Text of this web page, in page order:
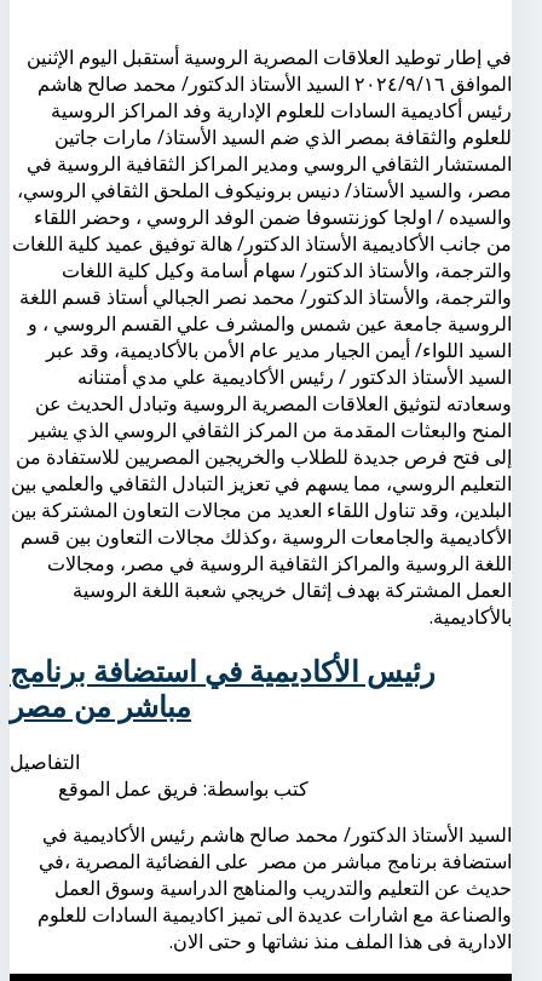
في إطار توطيد العلاقات المصرية الروسية أستقبل اليوم الإثنين
الموافق ٢٠٢٤/٩/١٦ السيد الأستاذ الدكتور/ محمد صالح هاشم
رئيس أكاديمية السادات للعلوم الإدارية وفد المراكز الروسية
للعلوم والثقافة بمصر الذي ضم السيد الأستاذ/ مارات جاتين
المستشار الثقافي الروسي ومدير المراكز الثقافية الروسية في
مصر، والسيد الأستاذ/ دنيس برونيكوف الملحق الثقافي الروسي،
والسيده / اولجا كوزنتسوفا ضمن الوفد الروسي ، وحضر اللقاء
من جانب الأكاديمية الأستاذ الدكتور/ هالة توفيق عميد كلية اللغات
والترجمة، والأستاذ الدكتور/ سهام أسامة وكيل كلية اللغات
والترجمة، والأستاذ الدكتور/ محمد نصر الجبالي أستاذ قسم اللغة
الروسية جامعة عين شمس والمشرف علي القسم الروسي ، و
السيد اللواء/ أيمن الجيار مدير عام الأمن بالأكاديمية، وقد عبر
السيد الأستاذ الدكتور / رئيس الأكاديمية علي مدي أمتنانه
وسعادته لتوثيق العلاقات المصرية الروسية وتبادل الحديث عن
المنح والبعثات المقدمة من المركز الثقافي الروسي الذي يشير
إلى فتح فرص جديدة للطلاب والخريجين المصريين للاستفادة من
التعليم الروسي، مما يسهم في تعزيز التبادل الثقافي والعلمي بين
البلدين، وقد تناول اللقاء العديد من مجالات التعاون المشتركة بين
الأكاديمية والجامعات الروسية ،وكذلك مجالات التعاون بين قسم
اللغة الروسية والمراكز الثقافية الروسية في مصر، ومجالات
العمل المشتركة بهدف إثقال خريجي شعبة اللغة الروسية
بالأكاديمية.
رئيس الأكاديمية في استضافة برنامج
مباشر من مصر
التفاصيل
كتب بواسطة: فريق عمل الموقع
السيد الأستاذ الدكتور/ محمد صالح هاشم رئيس الأكاديمية في
استضافة برنامج مباشر من مصر على الفضائية المصرية ،في
حديث عن التعليم والتدريب والمناهج الدراسية وسوق العمل
والصناعة مع اشارات عديدة الى تميز اكاديمية السادات للعلوم
الادارية فى هذا الملف منذ نشاتها و حتى الان.